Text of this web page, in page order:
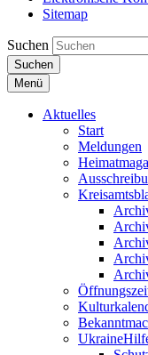
Sitemap
Suchen
Suchen
Menü
Aktuelles
Start
Meldungen